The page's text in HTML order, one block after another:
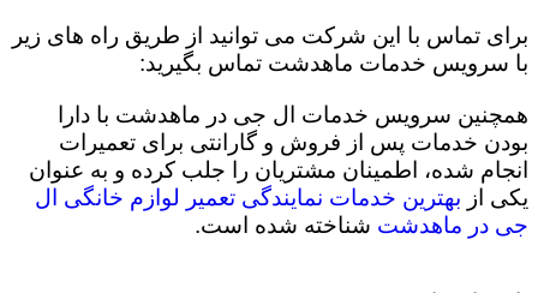
برای تماس با این شرکت می توانید از طریق راه های زیر
با سرویس خدمات ماهدشت تماس بگیرید:
همچنین سرویس خدمات ال جی در ماهدشت با دارا
بودن خدمات پس از فروش و گارانتی برای تعمیرات
انجام شده، اطمینان مشتریان را جلب کرده و به عنوان
یکی از بهترین خدمات نمایندگی تعمیر لوازم خانگی ال
جی در ماهدشت شناخته شده است.